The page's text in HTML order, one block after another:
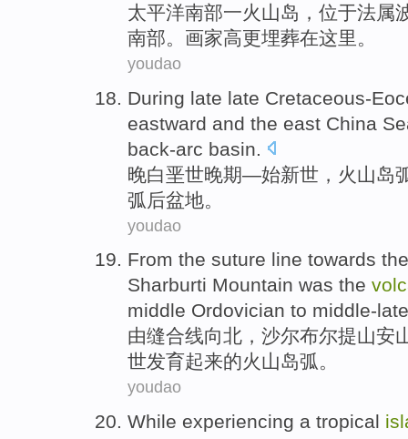
太平洋南部一火山岛 ，位于法属
南部。 画家高更埋葬在这里。
youdao
During late late Cretaceous-
eastward and the east China
back-arc basin
晚白垩世晚期—始新世， 火山岛
弧后盆地。
youdao
From the suture line towards the
Sharburti Mountain was the
middle Ordovician to middle-late
由缝合线向北 ，沙尔布尔提山安
世发育起来的火山岛弧。
youdao
While experiencing a tropical